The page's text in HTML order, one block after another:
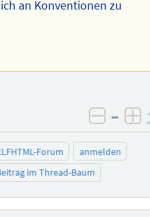
an Konventionen zu
–
Forum
anmelden
im Thread-Baum